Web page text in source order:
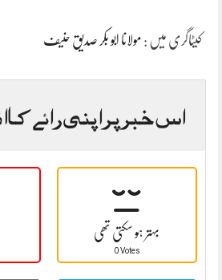
کیٹاگری میں : مولانا ابو بکر صدیق حنیف
اس خبر پر اپنی رائے
بہتر ہو سکتی تھی
0 Votes